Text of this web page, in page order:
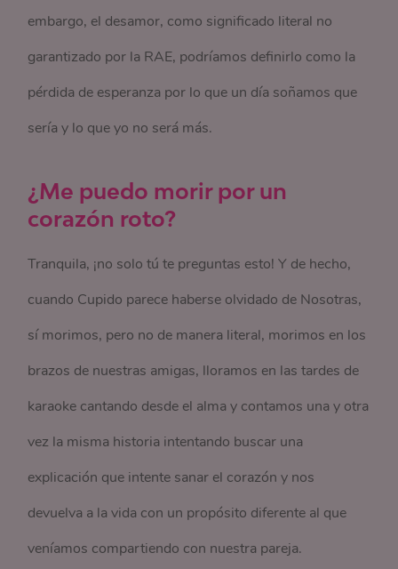
embargo, el desamor, como significado literal no
garantizado por la RAE, podríamos definirlo como la
pérdida de esperanza por lo que un día soñamos que
sería y lo que yo no será más.
¿Me puedo morir por un
corazón roto?
Tranquila, ¡no solo tú te preguntas esto! Y de hecho,
cuando Cupido parece haberse olvidado de Nosotras,
sí morimos, pero no de manera literal, morimos en los
brazos de nuestras amigas, lloramos en las tardes de
karaoke cantando desde el alma y contamos una y otra
vez la misma historia intentando buscar una
explicación que intente sanar el corazón y nos
devuelva a la vida con un propósito diferente al que
veníamos compartiendo con nuestra pareja.